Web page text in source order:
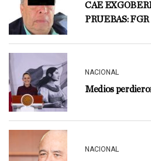
CAE
PRUEBAS: FGR
NACIONAL
Medios
NACIONAL